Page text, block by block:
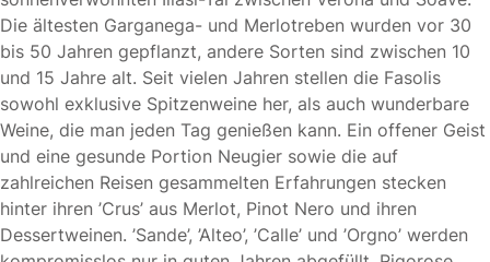
Die ältesten Garganega- und Merlotreben wurden vor 30
bis 50 Jahren gepflanzt, andere Sorten sind zwischen 10
und 15 Jahre alt. Seit vielen Jahren stellen die Fasolis
sowohl exklusive Spitzenweine her, als auch wunderbare
Weine, die man jeden Tag genießen kann. Ein offener Geist
und eine gesunde Portion Neugier sowie die auf
zahlreichen Reisen gesammelten Erfahrungen stecken
hinter ihren ’Crus’ aus Merlot, Pinot Nero und ihren
Dessertweinen. ’Sande’, ’Alteo’, ’Calle’ und ’Orgno’ werden